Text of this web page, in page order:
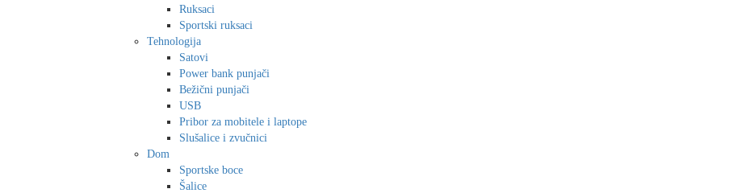
Ruksaci
Sportski ruksaci
Tehnologija
Satovi
Power bank punjači
Bežični punjači
USB
Pribor za mobitele i laptope
Slušalice i zvučnici
Dom
Sportske boce
Šalice